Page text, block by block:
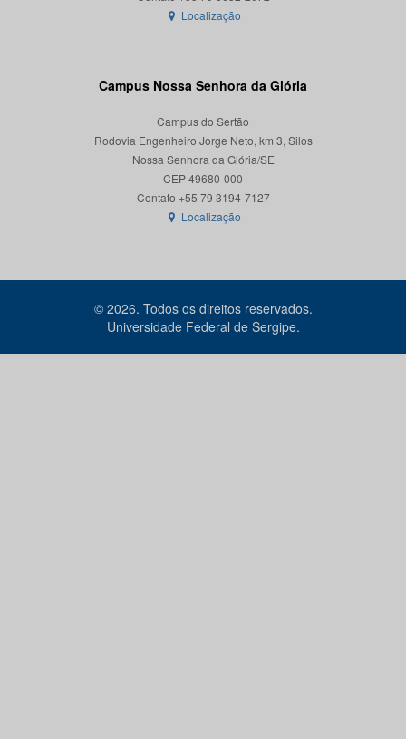
Localização
Campus Nossa Senhora da Glória
Campus do Sertão
Rodovia Engenheiro Jorge Neto, km 3, Silos
Nossa Senhora da Glória/SE
CEP 49680-000
Contato +55 79 3194-7127
Localização
© 2026. Todos os direitos reservados.
Universidade Federal de Sergipe.